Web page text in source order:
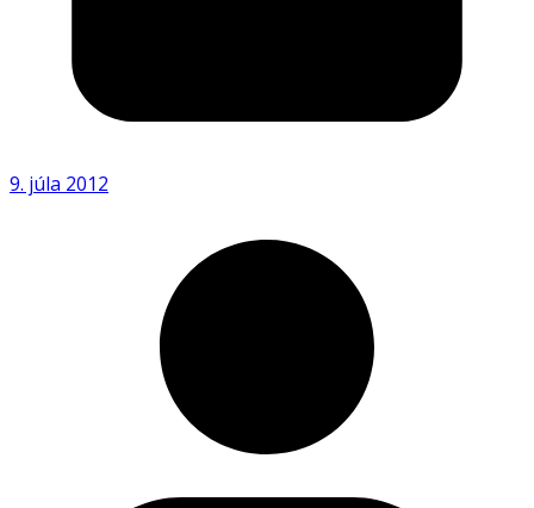
9. júla 2012